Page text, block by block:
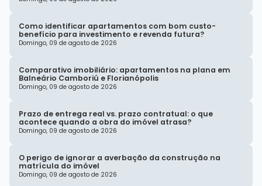
Como identificar apartamentos com bom custo-
benefício para investimento e revenda futura?
Domingo, 09 de agosto de 2026
Comparativo imobiliário: apartamentos na plana em
Balneário Camboriú e Florianópolis
Domingo, 09 de agosto de 2026
Prazo de entrega real vs. prazo contratual: o que
acontece quando a obra do imóvel atrasa?
Domingo, 09 de agosto de 2026
O perigo de ignorar a averbação da construção na
matrícula do imóvel
Domingo, 09 de agosto de 2026